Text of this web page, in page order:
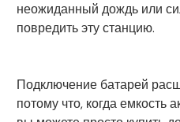
неожиданный дождь или
повредить эту станцию.
Подключение батарей
потому что, когда емкость